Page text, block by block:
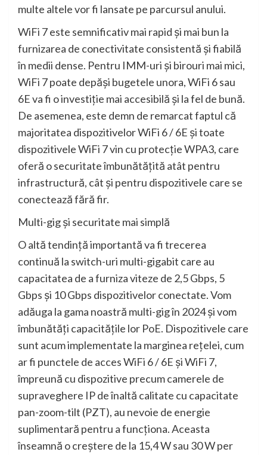
multe altele vor fi lansate pe parcursul anului.
WiFi 7 este semnificativ mai rapid și mai bun la
furnizarea de conectivitate consistentă și fiabilă
în medii dense. Pentru IMM-uri și birouri mai mici,
WiFi 7 poate depăși bugetele unora, WiFi 6 sau
6E va fi o investiție mai accesibilă și la fel de bună.
De asemenea, este demn de remarcat faptul că
majoritatea dispozitivelor WiFi 6 / 6E și toate
dispozitivele WiFi 7 vin cu protecție WPA3, care
oferă o securitate îmbunătățită atât pentru
infrastructură, cât și pentru dispozitivele care se
conectează fără fir.
Multi-gig și securitate mai simplă
O altă tendință importantă va fi trecerea
continuă la switch-uri multi-gigabit care au
capacitatea de a furniza viteze de 2,5 Gbps, 5
Gbps și 10 Gbps dispozitivelor conectate. Vom
adăuga la gama noastră multi-gig în 2024 și vom
îmbunătăți capacitățile lor PoE. Dispozitivele care
sunt acum implementate la marginea rețelei, cum
ar fi punctele de acces WiFi 6 / 6E și WiFi 7,
împreună cu dispozitive precum camerele de
supraveghere IP de înaltă calitate cu capacitate
pan-zoom-tilt (PZT), au nevoie de energie
suplimentară pentru a funcționa. Aceasta
înseamnă o creștere de la 15,4 W sau 30 W per